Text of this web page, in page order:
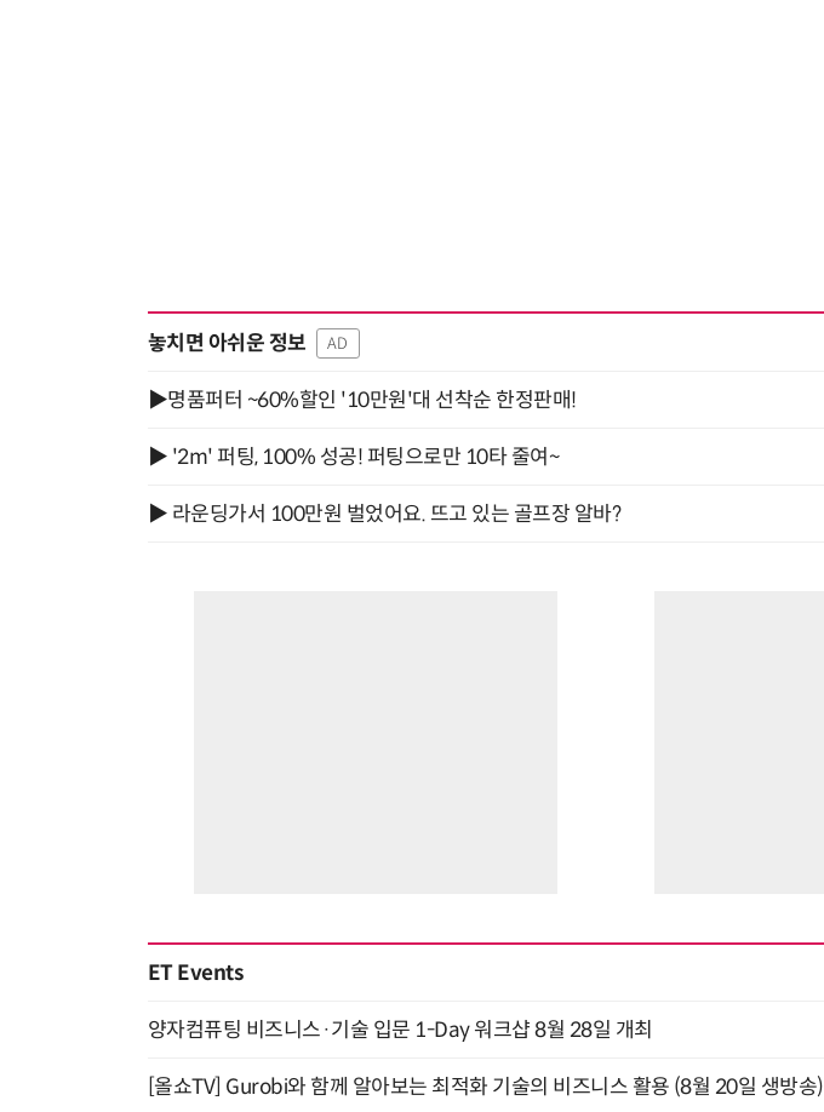
놓치면 아쉬운 정보 AD
▶명품퍼터 ~60%할인 '10만원'대 선착순 한정판매!
▶ '2m' 퍼팅, 100% 성공! 퍼팅으로만 10타 줄여~
▶ 라운딩가서 100만원 벌었어요. 뜨고 있는 골프장 알바?
ET Events
양자컴퓨팅 비즈니스·기술 입문 1-Day 워크샵 8월 28일 개최
[올쇼TV] Gurobi와 함께 알아보는 최적화 기술의 비즈니스 활용 (8월 20일 생방송)